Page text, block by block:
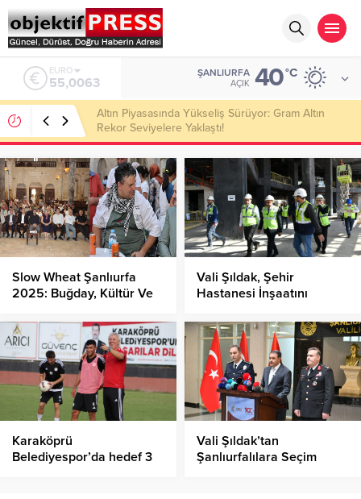
ALTIN
6.543,59
ŞANLIURFA
AÇIK 40°C
Atatürk Bulvarı Sıcak Asfaltla Yenileniyor!
Slow Wheat Şanlıurfa
2025: Buğday, Kültür Ve
Vali Şıldak, Şehir
Hastanesi İnşaatını
Karaköprü
Belediyespor’da hedef 3
Vali Şıldak’tan
Şanlıurfalılara Seçim